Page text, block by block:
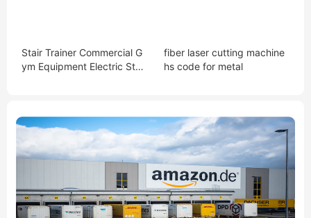
Stair Trainer Commercial G
ym Equipment Electric Stair
fiber laser cutting machine
hs code for metal